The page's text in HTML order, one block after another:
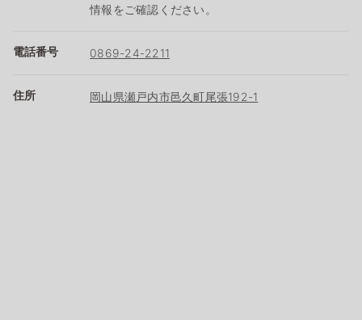
情報をご確認ください。
電話番号 0869-24-2211
住所 岡山県瀬戸内市邑久町尾張192-1